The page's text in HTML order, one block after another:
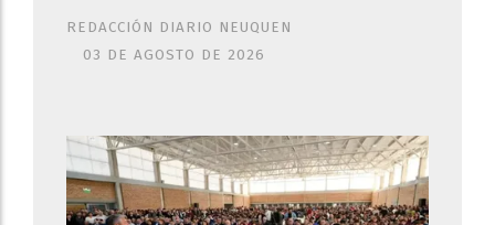
REDACCIÓN DIARIO NEUQUEN
03 DE AGOSTO DE 2026